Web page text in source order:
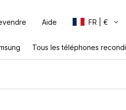
Aide FR | €
Tous les téléphones